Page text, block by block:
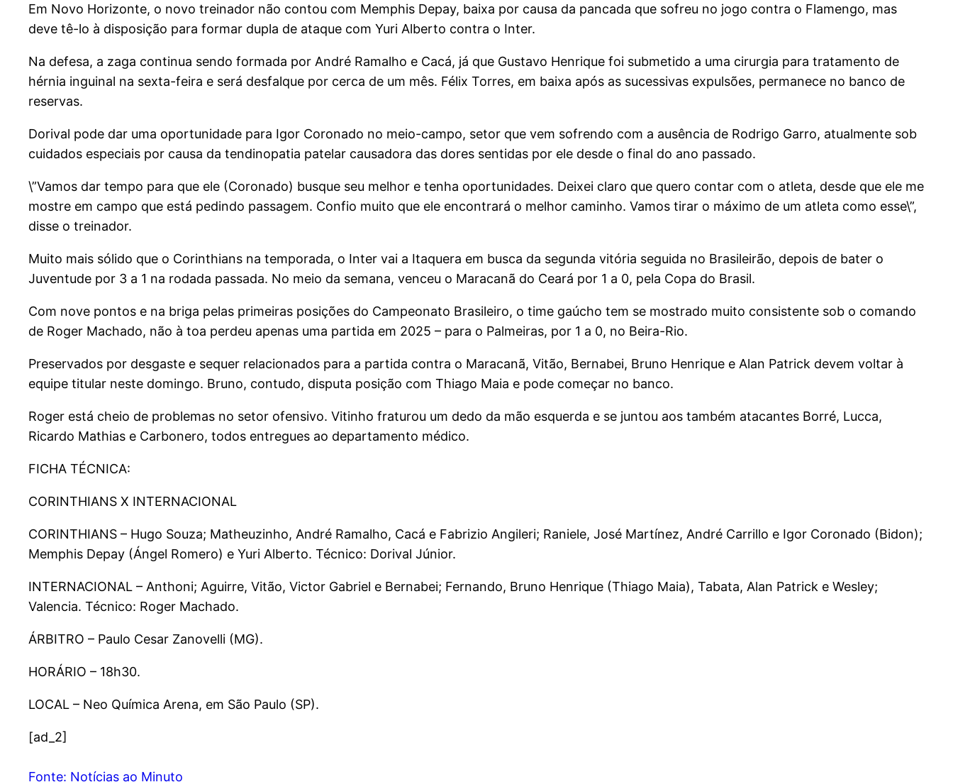
Em Novo Horizonte, o novo treinador não contou com Memphis Depay, baixa por causa da pancada que sofreu no jogo contra o Flamengo, mas
deve tê-lo à disposição para formar dupla de ataque com Yuri Alberto contra o Inter.
Na defesa, a zaga continua sendo formada por André Ramalho e Cacá, já que Gustavo Henrique foi submetido a uma cirurgia para tratamento de
hérnia inguinal na sexta-feira e será desfalque por cerca de um mês. Félix Torres, em baixa após as sucessivas expulsões, permanece no banco de
reservas.
Dorival pode dar uma oportunidade para Igor Coronado no meio-campo, setor que vem sofrendo com a ausência de Rodrigo Garro, atualmente sob
cuidados especiais por causa da tendinopatia patelar causadora das dores sentidas por ele desde o final do ano passado.
\”Vamos dar tempo para que ele (Coronado) busque seu melhor e tenha oportunidades. Deixei claro que quero contar com o atleta, desde que ele me
mostre em campo que está pedindo passagem. Confio muito que ele encontrará o melhor caminho. Vamos tirar o máximo de um atleta como esse\”,
disse o treinador.
Muito mais sólido que o Corinthians na temporada, o Inter vai a Itaquera em busca da segunda vitória seguida no Brasileirão, depois de bater o
Juventude por 3 a 1 na rodada passada. No meio da semana, venceu o Maracanã do Ceará por 1 a 0, pela Copa do Brasil.
Com nove pontos e na briga pelas primeiras posições do Campeonato Brasileiro, o time gaúcho tem se mostrado muito consistente sob o comando
de Roger Machado, não à toa perdeu apenas uma partida em 2025 – para o Palmeiras, por 1 a 0, no Beira-Rio.
Preservados por desgaste e sequer relacionados para a partida contra o Maracanã, Vitão, Bernabei, Bruno Henrique e Alan Patrick devem voltar à
equipe titular neste domingo. Bruno, contudo, disputa posição com Thiago Maia e pode começar no banco.
Roger está cheio de problemas no setor ofensivo. Vitinho fraturou um dedo da mão esquerda e se juntou aos também atacantes Borré, Lucca,
Ricardo Mathias e Carbonero, todos entregues ao departamento médico.
FICHA TÉCNICA:
CORINTHIANS X INTERNACIONAL
CORINTHIANS – Hugo Souza; Matheuzinho, André Ramalho, Cacá e Fabrizio Angileri; Raniele, José Martínez, André Carrillo e Igor Coronado (Bidon);
Memphis Depay (Ángel Romero) e Yuri Alberto. Técnico: Dorival Júnior.
INTERNACIONAL – Anthoni; Aguirre, Vitão, Victor Gabriel e Bernabei; Fernando, Bruno Henrique (Thiago Maia), Tabata, Alan Patrick e Wesley;
Valencia. Técnico: Roger Machado.
ÁRBITRO – Paulo Cesar Zanovelli (MG).
HORÁRIO – 18h30.
LOCAL – Neo Química Arena, em São Paulo (SP).
[ad_2]
Fonte: Notícias ao Minuto